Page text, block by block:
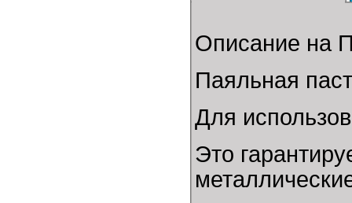
Описание на
Паяльная
Для
Это